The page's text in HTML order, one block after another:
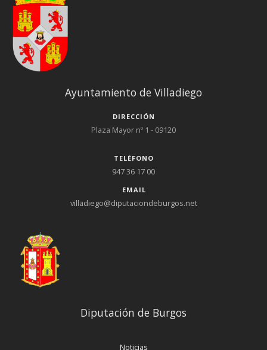
Ayuntamiento de Villadiego
DIRECCIÓN
Plaza Mayor nº 1 - 09120
TELÉFONO
947 36 17 00
EMAIL
villadiego@diputaciondeburgos.net
Diputación de Burgos
Noticias